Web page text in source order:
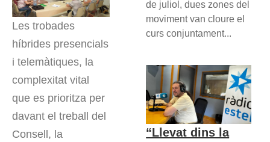
Les trobades
híbrides presencials
i telemàtiques, la
complexitat vital
que es prioritza per
davant el treball del
Consell, la
de juliol, dues zones del
moviment van cloure el
curs conjuntament...
“Llevat dins la